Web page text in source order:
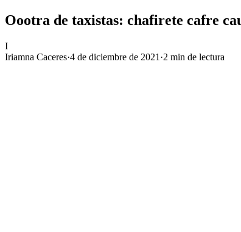
Oootra de taxistas: chafirete cafre
I
Iriamna Caceres·4 de diciembre de 2021 ·2 min de lectura